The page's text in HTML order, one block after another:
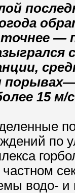
—
15
по
водо- и